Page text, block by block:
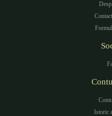
Istoric